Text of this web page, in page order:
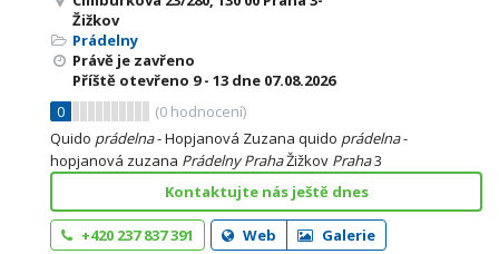
Žižkov
Prádelny
Právě je zavřeno
Příště otevřeno 9 - 13 dne 07.08.2026
0
(0 hodnocení)
Quido prádelna- Hopjanová Zuzana quido prádelna-
hopjanová zuzana Prádelny PrahaŽižkov Praha3
Kontaktujte nás ještě dnes
+420 237 837 391 Web Galerie